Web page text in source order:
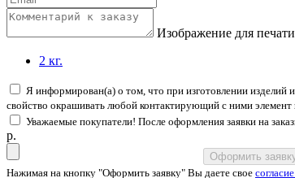
Изображение для печати
2 кг.
Я информирован(а) о том, что при изготовлении
свойство окрашивать любой контактирующий с ними элемент
Уважаемые покупатели! После оформления заявки на
p.
Оформить
Нажимая на кнопку "Оформить заявку" Вы даете свое